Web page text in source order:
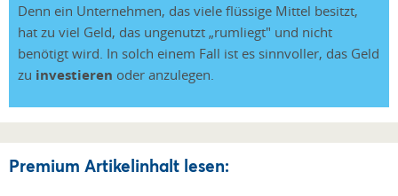
Denn ein Unternehmen, das viele flüssige Mittel besitzt,
hat zu viel Geld, das ungenutzt „rumliegt" und nicht
benötigt wird. In solch einem Fall ist es sinnvoller, das Geld
zu investieren oder anzulegen.
Premium Artikelinhalt lesen: